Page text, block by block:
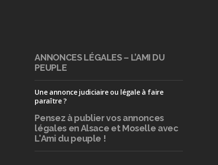
ANNONCES LÉGALES – L’AMI DU
PEUPLE
Une annonce judiciaire ou légale à faire
paraître ?
Pensez à publiervos annonces
légales en Alsace et Moselle avec
L'Ami du peuple !